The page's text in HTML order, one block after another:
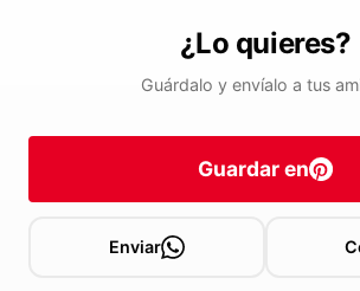
¿Lo quieres?
Guárdalo y envíalo a tus
Guardar en
Enviar